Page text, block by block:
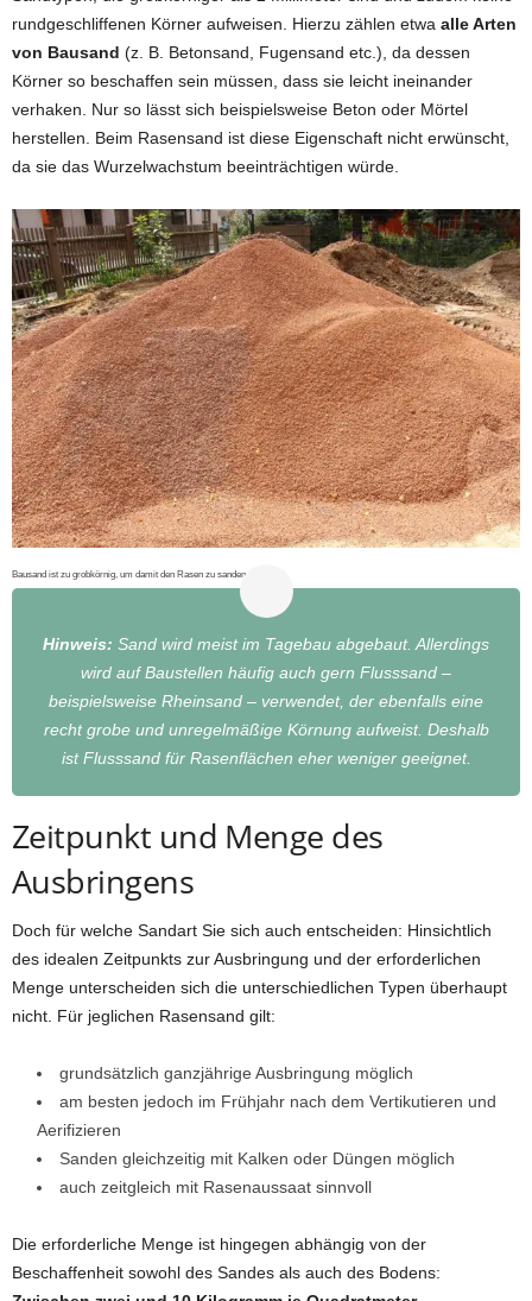
rundgeschliffenen Körner aufweisen. Hierzu zählen etwa alle Arten
von Bausand (z. B. Betonsand, Fugensand etc.), da dessen
Körner so beschaffen sein müssen, dass sie leicht ineinander
verhaken. Nur so lässt sich beispielsweise Beton oder Mörtel
herstellen. Beim Rasensand ist diese Eigenschaft nicht erwünscht,
da sie das Wurzelwachstum beeinträchtigen würde.
Bausand ist zu grobkörnig, um damit den Rasen zu sanden.
Hinweis: Sand wird meist im Tagebau abgebaut. Allerdings
wird auf Baustellen häufig auch gern Flusssand –
beispielsweise Rheinsand – verwendet, der ebenfalls eine
recht grobe und unregelmäßige Körnung aufweist. Deshalb
ist Flusssand für Rasenflächen eher weniger geeignet.
Zeitpunkt und Menge des
Ausbringens
Doch für welche Sandart Sie sich auch entscheiden: Hinsichtlich
des idealen Zeitpunkts zur Ausbringung und der erforderlichen
Menge unterscheiden sich die unterschiedlichen Typen überhaupt
nicht. Für jeglichen Rasensand gilt:
grundsätzlich ganzjährige Ausbringung möglich
am besten jedoch im Frühjahr nach dem Vertikutieren und
Aerifizieren
Sanden gleichzeitig mit Kalken oder Düngen möglich
auch zeitgleich mit Rasenaussaat sinnvoll
Die erforderliche Menge ist hingegen abhängig von der
Beschaffenheit sowohl des Sandes als auch des Bodens: